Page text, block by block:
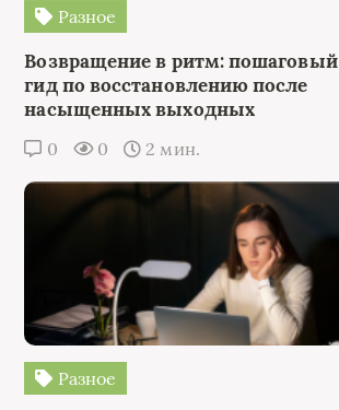
Разное
Возвращение в ритм: пошаговый
гид по восстановлению после
насыщенных выходных
0 0 2 мин.
Разное